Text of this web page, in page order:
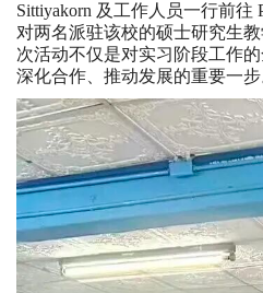
Sittiyakorn 及工作人员一行前往
对两名派驻该校的硕士研究生
次活动不仅是对实习阶段工作
深化合作、推动发展的重要一步